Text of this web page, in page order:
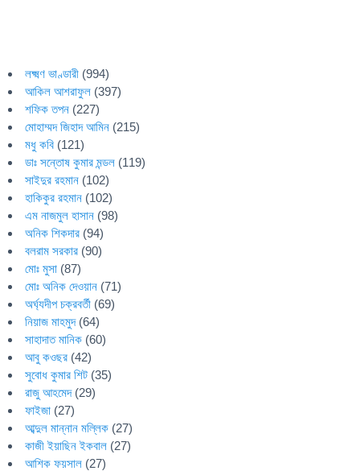
লক্ষ্মণ ভাণ্ডারী (994)
আকিল আশরাফুল (397)
শফিক তপন (227)
মোহাম্মদ জিহাদ আমিন (215)
মধু কবি (121)
ডাঃ সন্তোষ কুমার মন্ডল (119)
সাইদুর রহমান (102)
হাকিকুর রহমান (102)
এম নাজমুল হাসান (98)
অনিক শিকদার (94)
বলরাম সরকার (90)
মোঃ মুসা (87)
মোঃ অনিক দেওয়ান (71)
অর্ঘ্যদীপ চক্রবর্তী (69)
নিয়াজ মাহমুদ(64)
সাহাদাত মানিক (60)
আবু কওছর (42)
সুবোধ কুমার শিট (35)
রাজু আহমেদ(29)
ফাইজা (27)
আব্দুল মান্নান মল্লিক (27)
কাজী ইয়াছিন ইকবাল (27)
আশিক ফয়সাল (27)